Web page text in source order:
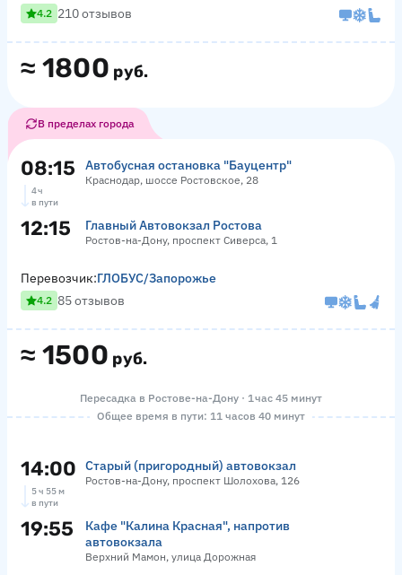
≈ 1800 руб.
4.2 210 отзывов
В пределах города
08:15 Автобусная остановка "Бауцентр"
Краснодар, шоссе Ростовское, 28
4 ч
в пути
12:15 Главный Автовокзал Ростова
Ростов-на-Дону, проспект Сиверса, 1
≈ 1500 руб.
Перевозчик:ГЛОБУС/Запорожье
4.2 85 отзывов
Пересадка в Ростове-на-Дону · 1 час 45 минут
Общее время в пути: 11 часов 40 минут
14:00 Старый (пригородный) автовокзал
Ростов-на-Дону, проспект Шолохова, 126
5 ч 55 м
в пути
19:55
Кафе "Калина Красная", напротив
автовокзала
Верхний Мамон, улица Дорожная